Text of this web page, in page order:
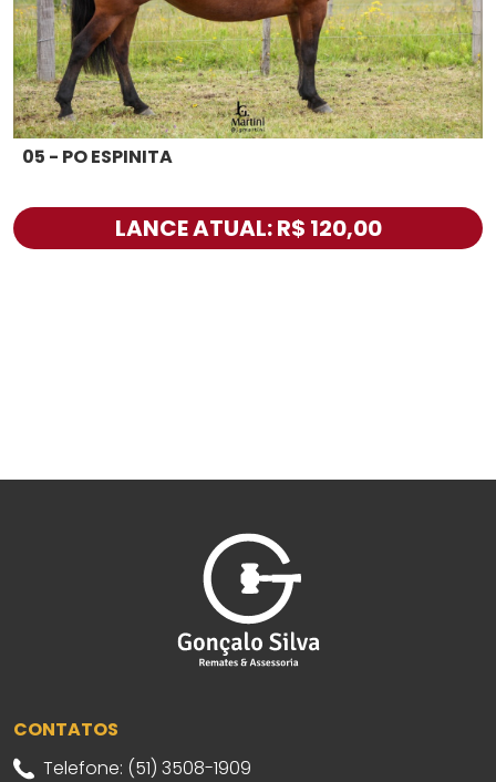
05 - PO ESPINITA
LANCE ATUAL: R$ 120,00
CONTATOS
Telefone: (51) 3508-1909